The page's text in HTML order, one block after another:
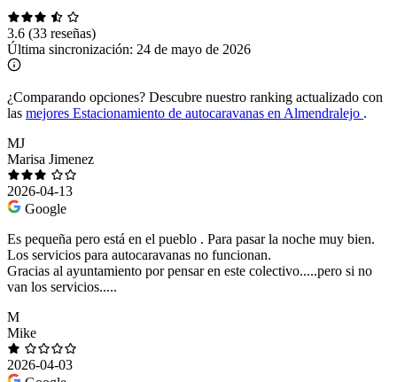
3.6 (33 reseñas)
Última sincronización: 24 de mayo de 2026
¿Comparando opciones? Descubre nuestro ranking actualizado con
las mejores Estacionamiento de autocaravanas en Almendralejo .
MJ
Marisa Jimenez
2026-04-13
Google
Es pequeña pero está en el pueblo . Para pasar la noche muy bien.
Los servicios para autocaravanas no funcionan.
Gracias al ayuntamiento por pensar en este colectivo.....pero si no
van los servicios.....
M
Mike
2026-04-03